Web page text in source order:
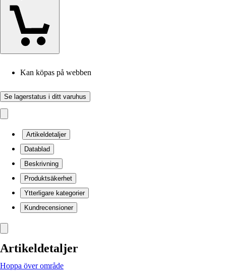
Kan köpas på webben
Se lagerstatus i ditt varuhus
Artikeldetaljer
Datablad
Beskrivning
Produktsäkerhet
Ytterligare kategorier
Kundrecensioner
Artikeldetaljer
Hoppa över område